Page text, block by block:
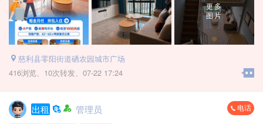
更多
图片
慈利县零阳街道硒农园城市广场
416浏览、 10次转发、 07-22 17:24
出租 管理员 电话